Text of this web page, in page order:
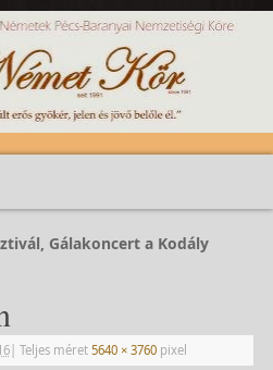
Gálakoncert a Kodály
| Teljes méret 5640 × 3760pixel